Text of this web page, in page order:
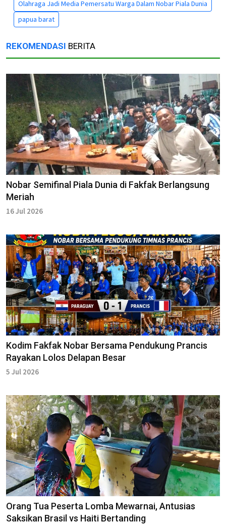
Olahraga Jadi Media Pemersatu Warga Dalam Nobar Piala Dunia
papua barat
REKOMENDASI BERITA
Nobar Semifinal Piala Dunia di Fakfak Berlangsung
Meriah
16 Jul 2026
Kodim Fakfak Nobar Bersama Pendukung Prancis
Rayakan Lolos Delapan Besar
5 Jul 2026
Orang Tua Peserta Lomba Mewarnai, Antusias
Saksikan Brasil vs Haiti Bertanding